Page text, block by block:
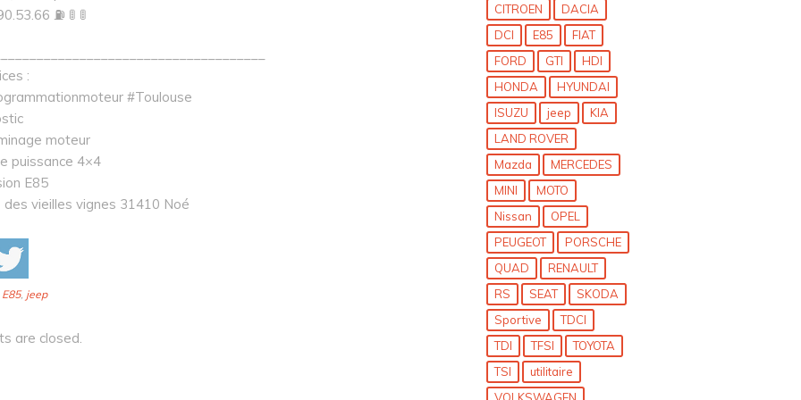
⛽ 🚦 🚦
:
#Toulouse
moteur
puissance 4×4
E85
des vieilles vignes 31410 Noé
E85, jeep
are closed.
CITROEN
DACIA
DCI
E85
FIAT
FORD
GTI
HDI
HONDA
HYUNDAI
ISUZU
jeep
KIA
LAND ROVER
Mazda
MERCEDES
MINI
MOTO
Nissan
OPEL
PEUGEOT
PORSCHE
QUAD
RENAULT
RS
SEAT
SKODA
Sportive
TDCI
TDI
TFSI
TOYOTA
TSI
utilitaire